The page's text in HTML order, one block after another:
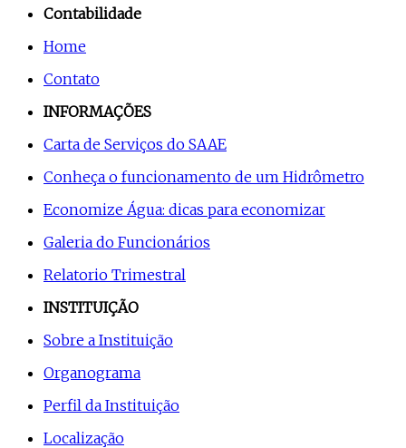
Contabilidade
Home
Contato
INFORMAÇÕES
Carta de Serviços do SAAE
Conheça o funcionamento de um Hidrômetro
Economize Água: dicas para economizar
Galeria do Funcionários
Relatorio Trimestral
INSTITUIÇÃO
Sobre a Instituição
Organograma
Perfil da Instituição
Localização